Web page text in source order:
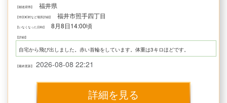
【都道府県】 福井県
【市区町村など場所詳細】 福井市照手四丁目
【いなくなった日時】 8月8日14:00頃
【詳細】
自宅から飛び出しました。赤い首輪をしています。体重は3キロほどです。
【最終更新】 2026-08-08 22:21
詳細を見る